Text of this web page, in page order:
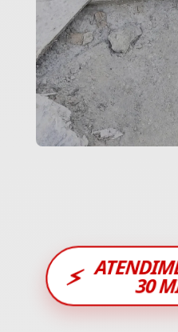
⚡ 30